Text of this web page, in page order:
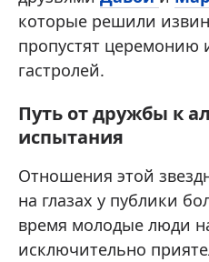
которые решили
пропустят церемонию
гастролей.
Путь от дружбы к
испытания
Отношения этой
на глазах у публики
время молодые люди
исключительно